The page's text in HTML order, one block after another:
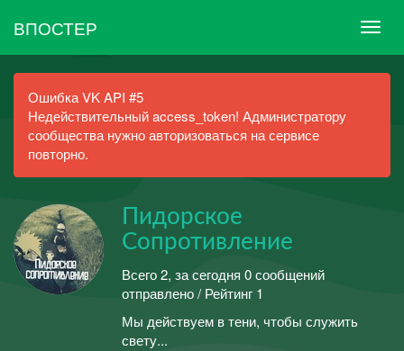
ВПОСТЕР
Ошибка VK API #5
Недействительный access_token! Администратору
сообщества нужно авторизоваться на сервисе
повторно.
Пидорское
Сопротивление
Всего 2, за сегодня 0 сообщений
отправлено / Рейтинг 1
Мы действуем в тени, чтобы служить
свету...